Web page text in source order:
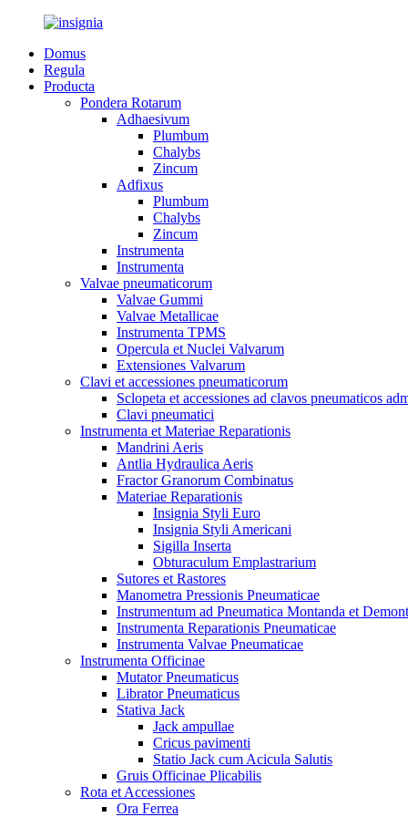
Domus
Regula
Producta
Pondera Rotarum
Adhaesivum
Plumbum
Chalybs
Zincum
Adfixus
Plumbum
Chalybs
Zincum
Instrumenta
Instrumenta
Valvae pneumaticorum
Valvae Gummi
Valvae Metallicae
Instrumenta TPMS
Opercula et Nuclei Valvarum
Extensiones Valvarum
Clavi et accessiones pneumaticorum
Sclopeta et accessiones ad clavos pneumaticos
Clavi pneumatici
Instrumenta et Materiae Reparationis
Mandrini Aeris
Antlia Hydraulica Aeris
Fractor Granorum Combinatus
Materiae Reparationis
Insignia Styli Euro
Insignia Styli Americani
Sigilla Inserta
Obturaculum Emplastrarium
Sutores et Rastores
Manometra Pressionis Pneumaticae
Instrumentum ad Pneumatica Montanda et
Instrumenta Reparationis Pneumaticae
Instrumenta Valvae Pneumaticae
Instrumenta Officinae
Mutator Pneumaticus
Librator Pneumaticus
Stativa Jack
Jack ampullae
Cricus pavimenti
Statio Jack cum Acicula Salutis
Gruis Officinae Plicabilis
Rota et Accessiones
Ora Ferrea